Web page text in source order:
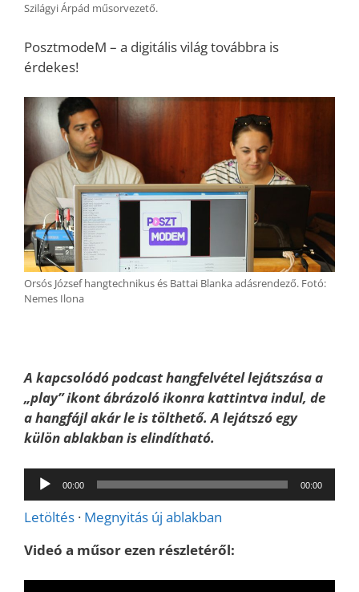
Szilágyi Árpád műsorvezető.
PosztmodeM – a digitális világ továbbra is
érdekes!
Orsós József hangtechnikus és Battai Blanka adásrendező. Fotó:
Nemes Ilona
A kapcsolódó podcast hangfelvétel lejátszása a
„play” ikont ábrázoló ikonra kattintva indul, de
a hangfájl akár le is tölthető. A lejátszó egy
külön ablakban is elindítható.
Audió
lejátszó
00:00 00:00
Letöltés · Megnyitás új ablakban
Videó a műsor ezen részletéről: